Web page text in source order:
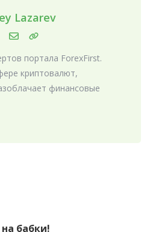
Lazarev
портала ForexFirst.
криптовалют,
финансовые
бабки!